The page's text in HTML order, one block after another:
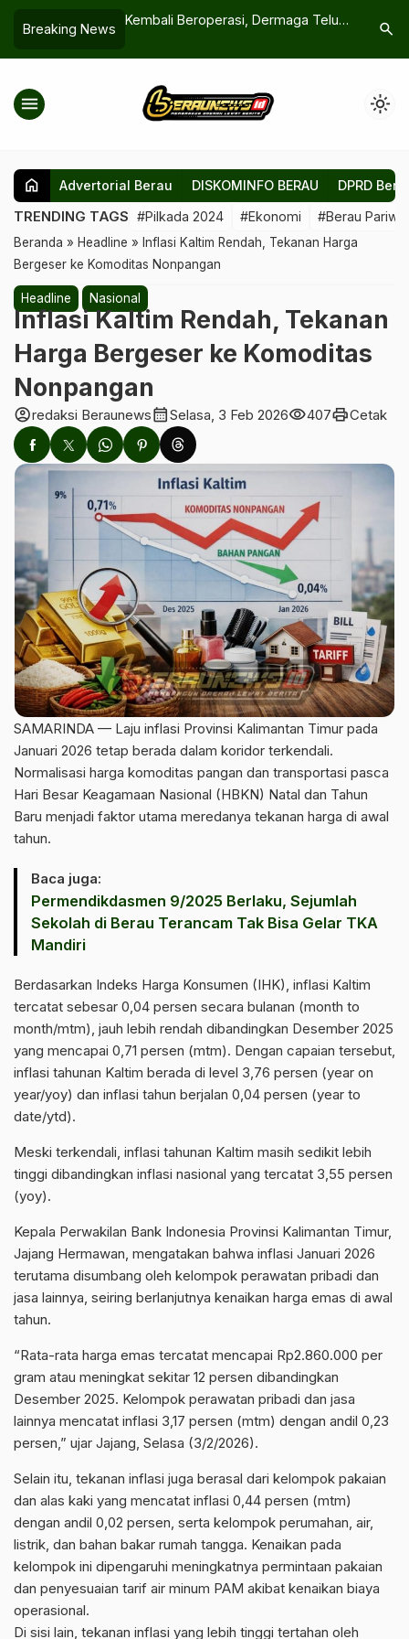
Breaking News
Kembali Beroperasi, Dermaga Teluk
Kuota
Tengah
search
menu light_mode
home Advertorial Berau DISKOMINFO BERAU DPRD
TRENDING TAGS #Pilkada 2024 #Ekonomi #Berau
Beranda » Headline » Inflasi Kaltim Rendah, Tekanan Harga
Bergeser ke Komoditas Nonpangan
Headline Nasional
Inflasi Kaltim Rendah, Tekanan
Harga Bergeser ke Komoditas
Nonpangan
account_circleredaksi Beraunewscalendar_monthSelasa, 3 Feb 2026visibility407printCetak
SAMARINDA — Laju inflasi Provinsi Kalimantan Timur pada
Januari 2026 tetap berada dalam koridor terkendali.
Normalisasi harga komoditas pangan dan transportasi pasca
Hari Besar Keagamaan Nasional (HBKN) Natal dan Tahun
Baru menjadi faktor utama meredanya tekanan harga di awal
tahun.
Baca juga:
Permendikdasmen 9/2025 Berlaku, Sejumlah
Sekolah di Berau Terancam Tak Bisa Gelar TKA
Mandiri
Berdasarkan Indeks Harga Konsumen (IHK), inflasi Kaltim
tercatat sebesar 0,04 persen secara bulanan (month to
month/mtm), jauh lebih rendah dibandingkan Desember 2025
yang mencapai 0,71 persen (mtm). Dengan capaian tersebut,
inflasi tahunan Kaltim berada di level 3,76 persen (year on
year/yoy) dan inflasi tahun berjalan 0,04 persen (year to
date/ytd).
Meski terkendali, inflasi tahunan Kaltim masih sedikit lebih
tinggi dibandingkan inflasi nasional yang tercatat 3,55 persen
(yoy).
Kepala Perwakilan Bank Indonesia Provinsi Kalimantan Timur,
Jajang Hermawan, mengatakan bahwa inflasi Januari 2026
terutama disumbang oleh kelompok perawatan pribadi dan
jasa lainnya, seiring berlanjutnya kenaikan harga emas di awal
tahun.
“Rata-rata harga emas tercatat mencapai Rp2.860.000 per
gram atau meningkat sekitar 12 persen dibandingkan
Desember 2025. Kelompok perawatan pribadi dan jasa
lainnya mencatat inflasi 3,17 persen (mtm) dengan andil 0,23
persen,” ujar Jajang, Selasa (3/2/2026).
Selain itu, tekanan inflasi juga berasal dari kelompok pakaian
dan alas kaki yang mencatat inflasi 0,44 persen (mtm)
dengan andil 0,02 persen, serta kelompok perumahan, air,
listrik, dan bahan bakar rumah tangga. Kenaikan pada
kelompok ini dipengaruhi meningkatnya permintaan pakaian
dan penyesuaian tarif air minum PAM akibat kenaikan biaya
operasional.
Di sisi lain, tekanan inflasi yang lebih tinggi tertahan oleh